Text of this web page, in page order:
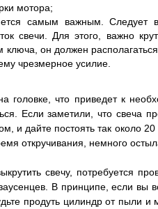
мотора;
самым важным. Следует
свечи. Для этого, важно
он должен
чрезмерное усилие.
головке, что приведет к
Если заметили, что свеча
и дайте постоять так около
откручивания, немного
свечу, потребуется
В принципе, если вы
продуть цилиндр от пыли и